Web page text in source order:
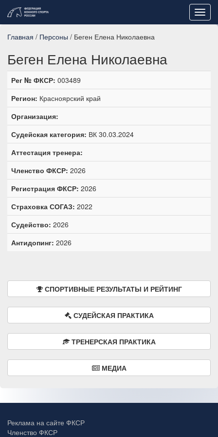
Главная / Персоны / Беген Елена Николаевна
Беген Елена Николаевна
Рег № ФКСР: 003489
Регион: Красноярский край
Организация:
Судейская категория: ВК 30.03.2024
Аттестация тренера:
Членство ФКСР: 2026
Регистрация ФКСР: 2026
Страховка СОГАЗ: 2022
Судейство: 2026
Антидопинг: 2026
СПОРТИВНЫЕ РЕЗУЛЬТАТЫ И РЕЙТИНГ
СУДЕЙСКАЯ ПРАКТИКА
ТРЕНЕРСКАЯ ПРАКТИКА
МЕДИА
Реклама на сайте ФКСР
Членство ФКСР